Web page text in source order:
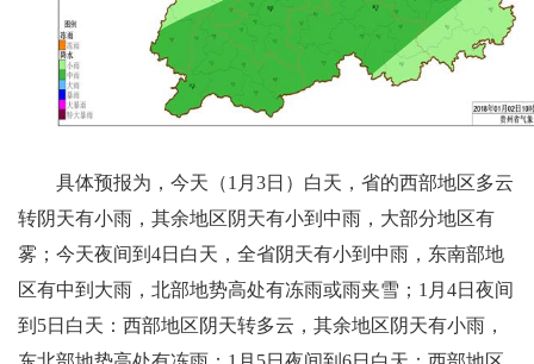
具体预报为，今天（1月3日）白天，省的西部地区多云
转阴天有小雨，其余地区阴天有小到中雨，大部分地区有
雾；今天夜间到4日白天，全省阴天有小到中雨，东南部地
区有中到大雨，北部地势高处有冻雨或雨夹雪；1月4日夜间
到5日白天：西部地区阴天转多云，其余地区阴天有小雨，